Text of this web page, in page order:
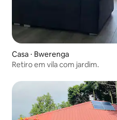
Casa ⋅ Bwerenga
Retiro em vila com jardim.